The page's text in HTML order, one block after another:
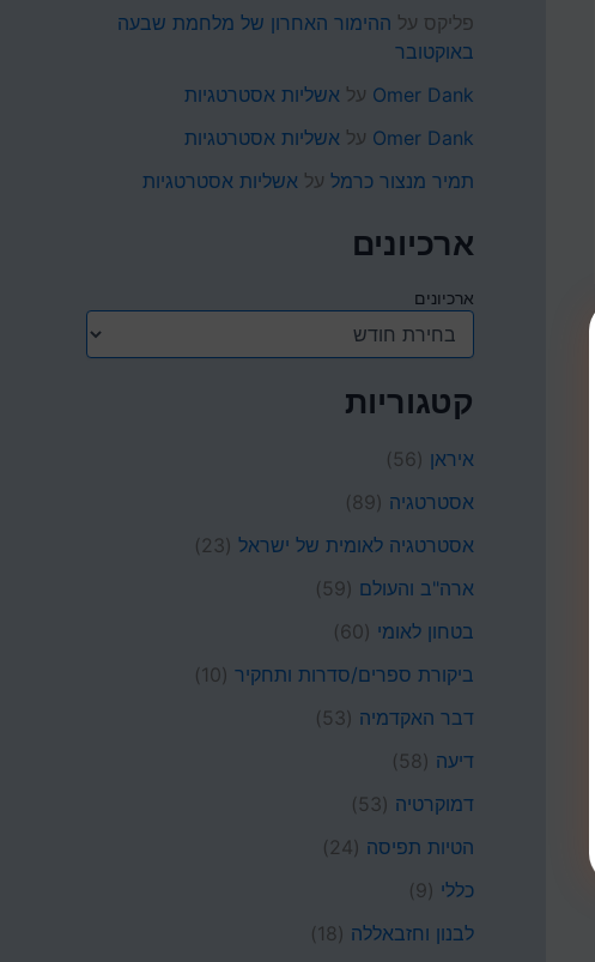
פליקס על ההימור האחרון של מלחמת שבעה
באוקטובר
Omer Dank על אשליות אסטרטגיות
Omer Dank על אשליות אסטרטגיות
תמיר מנצור כרמל על אשליות אסטרטגיות
ארכיונים
ארכיונים
קטגוריות
איראן (56)
אסטרטגיה (89)
אסטרטגיה לאומית של ישראל (23)
ארה"ב והעולם (59)
בטחון לאומי (60)
ביקורת ספרים/סדרות ותחקיר (10)
דבר האקדמיה (53)
דיעה (58)
דמוקרטיה (53)
הטיות תפיסה (24)
כללי (9)
לבנון וחזבאללה (18)